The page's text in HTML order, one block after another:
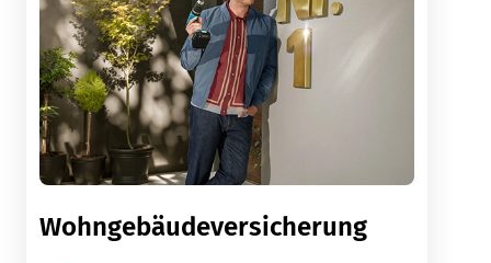
Wohngebäudeversicherung